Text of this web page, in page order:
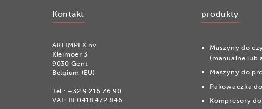
Kontakt
ARTIMPEX nv
Kleimoer 3
9030 Gent
Belgium (EU)
Tel.: +32 9 216 76 90
VAT: BE0418.472.846
produkty
Maszyny do
(manualne lub
Maszyny do
Pakowaczka
Kompresory